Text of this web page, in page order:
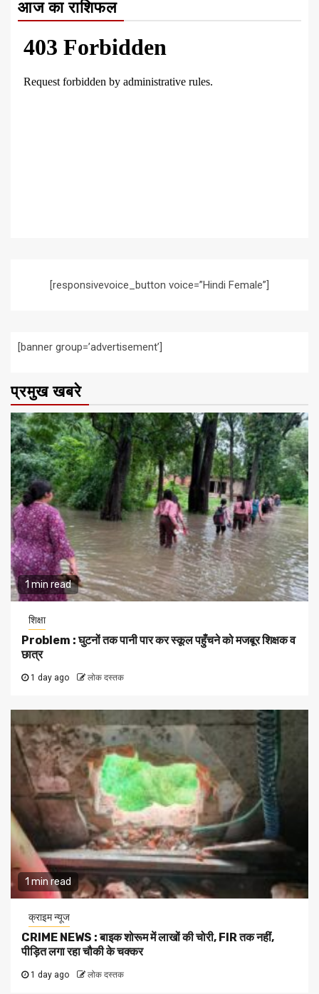
आज का राशिफल
[responsivevoice_button voice=”Hindi Female”]
[banner group=’advertisement’]
प्रमुख खबरे
1 min read
शिक्षा
Problem : घुटनों तक पानी पार कर स्कूल पहुँचने को मजबूर शिक्षक व
छात्र
1 day ago लोक दस्तक
1 min read
क्राइम न्यूज
CRIME NEWS : बाइक शोरूम में लाखों की चोरी, FIR तक नहीं,
पीड़ित लगा रहा चौकी के चक्कर
1 day ago लोक दस्तक